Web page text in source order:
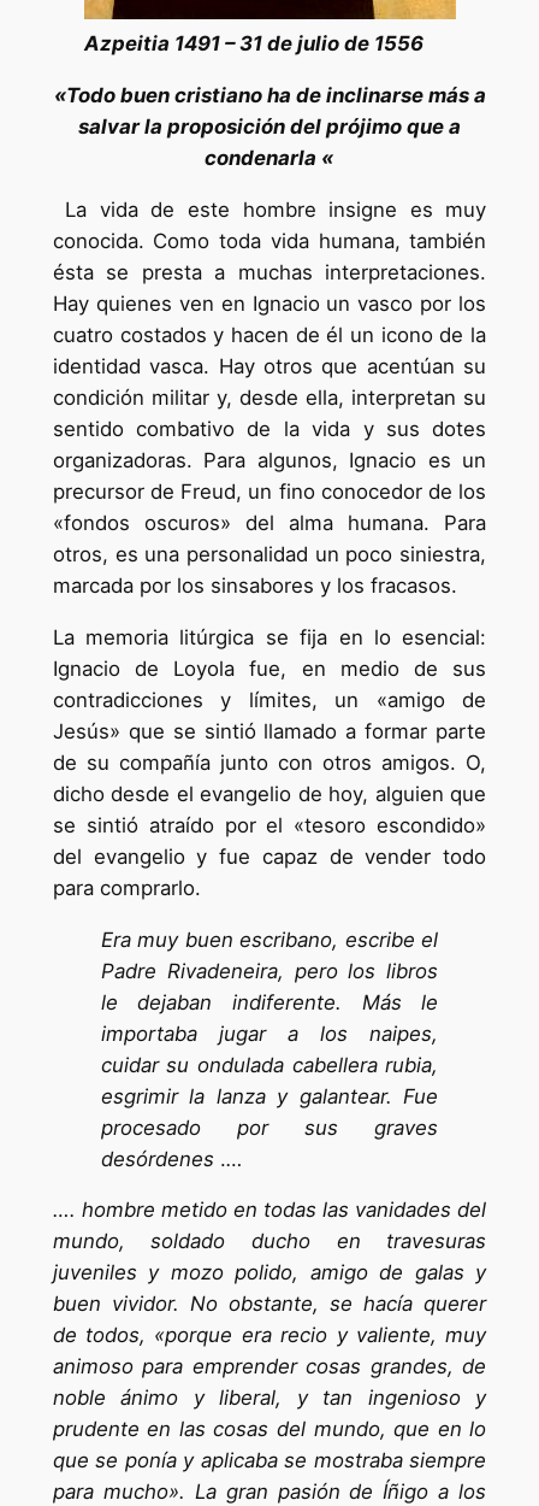
Azpeitia 1491 – 31 de julio de 1556
«Todo buen cristiano ha de inclinarse más a
salvar la proposición del prójimo que a
condenarla «
La vida de este hombre insigne es muy
conocida. Como toda vida humana, también
ésta se presta a muchas interpretaciones.
Hay quienes ven en Ignacio un vasco por los
cuatro costados y hacen de él un icono de la
identidad vasca. Hay otros que acentúan su
condición militar y, desde ella, interpretan su
sentido combativo de la vida y sus dotes
organizadoras. Para algunos, Ignacio es un
precursor de Freud, un fino conocedor de los
«fondos oscuros» del alma humana. Para
otros, es una personalidad un poco siniestra,
marcada por los sinsabores y los fracasos.
La memoria litúrgica se fija en lo esencial:
Ignacio de Loyola fue, en medio de sus
contradicciones y límites, un «amigo de
Jesús» que se sintió llamado a formar parte
de su compañía junto con otros amigos. O,
dicho desde el evangelio de hoy, alguien que
se sintió atraído por el «tesoro escondido»
del evangelio y fue capaz de vender todo
para comprarlo.
Era muy buen escribano, escribe el
Padre Rivadeneira, pero los libros
le dejaban indiferente. Más le
importaba jugar a los naipes,
cuidar su ondulada cabellera rubia,
esgrimir la lanza y galantear. Fue
procesado por sus graves
desórdenes .…
…. hombre metido en todas las vanidades del
mundo, soldado ducho en travesuras
juveniles y mozo polido, amigo de galas y
buen vividor. No obstante, se hacía querer
de todos, «porque era recio y valiente, muy
animoso para emprender cosas grandes, de
noble ánimo y liberal, y tan ingenioso y
prudente en las cosas del mundo, que en lo
que se ponía y aplicaba se mostraba siempre
para mucho». La gran pasión de Íñigo a los